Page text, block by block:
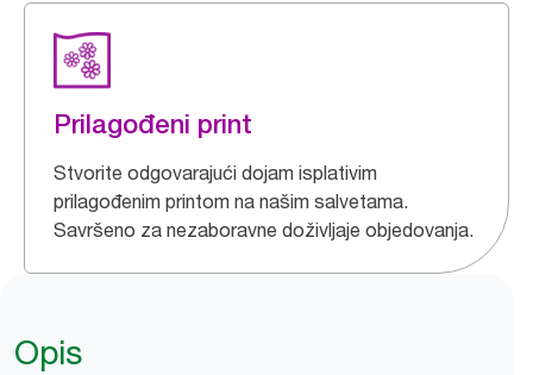
Prilagođeni print
Stvorite odgovarajući dojam isplativim
prilagođenim printom na našim salvetama.
Savršeno za nezaboravne doživljaje objedovanja.
Opis